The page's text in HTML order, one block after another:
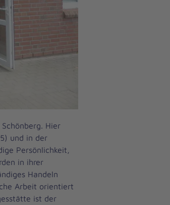
Hier
und in der
Persönlichkeit,
in ihrer
Handeln
Arbeit orientiert
ist der